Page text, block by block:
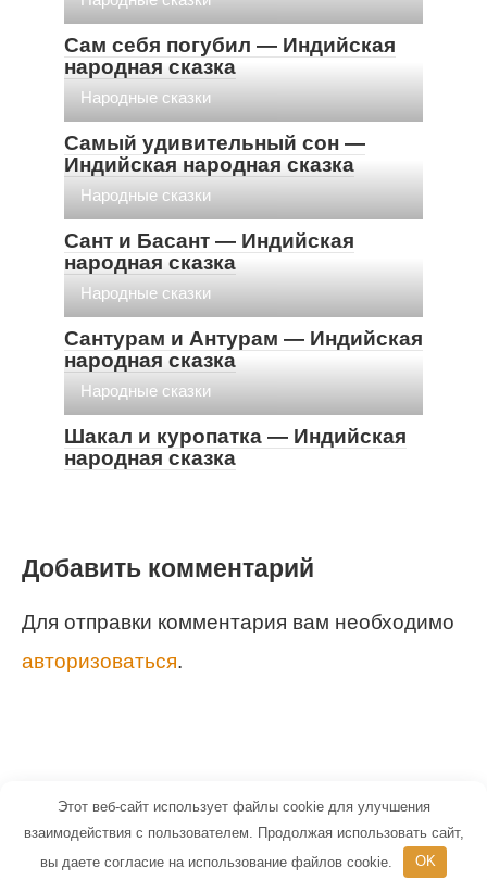
Сам себя погубил — Индийская
народная сказка
Народные сказки
Самый удивительный сон —
Индийская народная сказка
Народные сказки
Сант и Басант — Индийская
народная сказка
Народные сказки
Сантурам и Антурам — Индийская
народная сказка
Народные сказки
Шакал и куропатка — Индийская
народная сказка
Добавить комментарий
Для отправки комментария вам необходимо
авторизоваться.
© 2026 Маленький Гений - портал для
детей и их родителей
Этот веб-сайт использует файлы cookie для улучшения
взаимодействия с пользователем. Продолжая использовать сайт,
вы даете согласие на использование файлов cookie.
OK